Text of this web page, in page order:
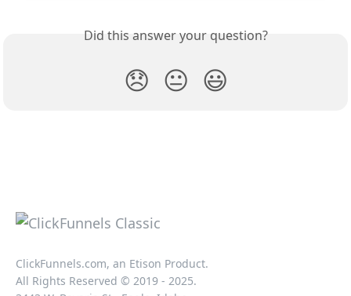
Did this answer your question?
😞 😐 😃
ClickFunnels.com, an Etison Product.
All Rights Reserved © 2019 - 2025.